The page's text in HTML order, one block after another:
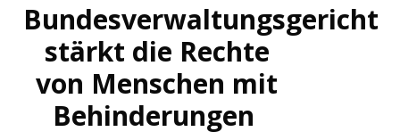
Bundesverwaltungsgericht
stärkt die Rechte
von Menschen mit
Behinderungen